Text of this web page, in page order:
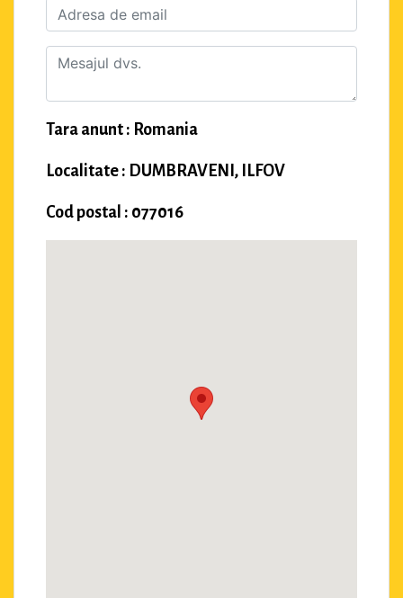
Tara anunt : Romania
Localitate : DUMBRAVENI, ILFOV
Cod postal : 077016